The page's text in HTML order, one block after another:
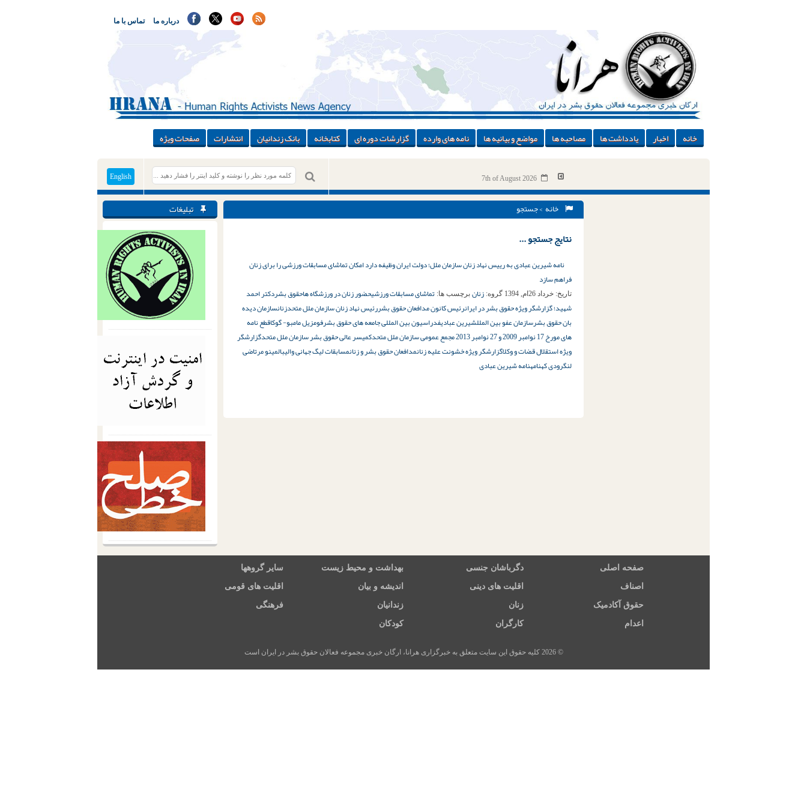
تماس با ما درباره ما
خانه اخبار یادداشت ها مصاحبه ها مواضع و بیانیه ها نامه های وارده گزارشات دوره ای کتابخانه بانک زندانیان انتشارات صفحات ویژه
English 7th of August 2026
تبلیغات خانه > جستجو
نتایج جستجو ...
نامه شیرین عبادی به رییس نهاد زنان سازمان ملل؛ دولت ایران وظیفه دارد امکان تماشای مسابقات ورزشی را برای زنان
فراهم سازد
تاریخ: خرداد 26ام, 1394 گروه: زنان برچسب ها: تماشای مسابقات ورزشیحضور زنان در ورزشگاه هاحقوق بشردکتر احمد
شهید؛ گزارشگر ویژه حقوق بشر در ایرانرئیس کانون مدافعان حقوق بشررئیس نهاد زنان سازمان ملل متحدزنانسازمان دیده
بان حقوق بشرسازمان عفو بین المللشیرین عبادیفدراسیون بین المللی جامعه های حقوق بشرفومزیل مامبو- گوکاقطع نامه
های مورخ 17 نوامبر 2009 و 27 نوامبر 2013 مجمع عمومی سازمان ملل متحد
کمیسر عالی حقوق بشر سازمان ملل متحدگزارشگر
ویژه استقلال قضات و وکلاگزارشگر ویژه خشونت علیه زنانمدافعان حقوق بشر و زنانمسابقات لیگ جهانی والیبالمینو مرتاضی
لنگرودی کهنامهنامه شیرین عبادی
صفحه اصلی دگرباشان جنسی بهداشت و محیط زیست سایر گروهها
اصناف اقلیت های دینی اندیشه و بیان اقلیت های قومی
حقوق آکادمیک زنان زندانیان فرهنگی
اعدام کارگران کودکان
© 2026 کلیه حقوق این سایت متعلق به خبرگزاری هرانا، ارگان خبری مجموعه فعالان حقوق بشر در ایران است